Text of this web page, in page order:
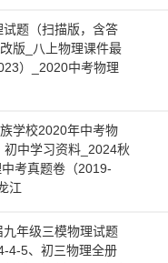
题（扫描版，含答
版_八上物理课件最
）_2020中考物理
学校2020年中考物
中学习资料_2024秋
考真题卷（2019-
江
年级三模物理试题
4-5、初三物理全册